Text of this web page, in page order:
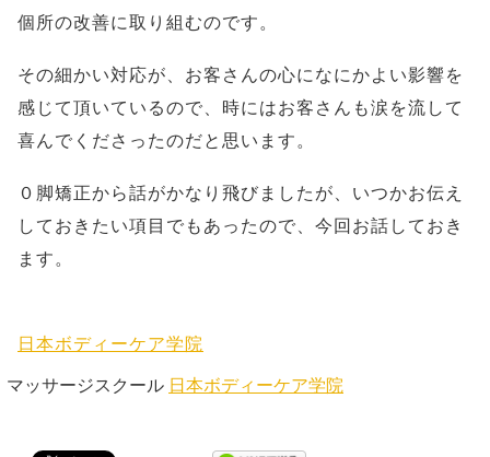
個所の改善に取り組むのです。
その細かい対応が、お客さんの心になにかよい影響を
感じて頂いているので、時にはお客さんも涙を流して
喜んでくださったのだと思います。
０脚矯正から話がかなり飛びましたが、いつかお伝え
しておきたい項目でもあったので、今回お話しておき
ます。
日本ボディーケア学院
マッサージスクール 日本ボディーケア学院